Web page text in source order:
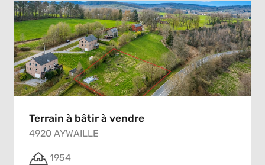
Terrain à bâtir à vendre
4920 AYWAILLE
1954